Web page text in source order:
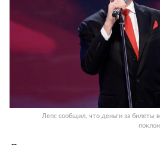
Лепс сообщил, что деньги за билеты